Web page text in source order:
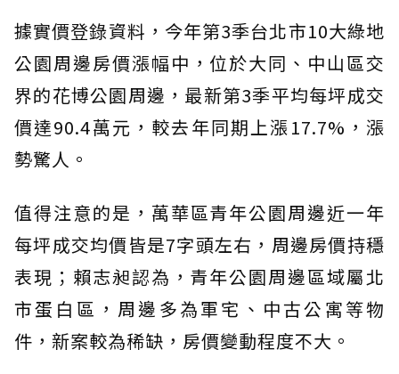
據實價登錄資料，今年第3季台北市10大綠地
公園周邊房價漲幅中，位於大同、中山區交
界的花博公園周邊，最新第3季平均每坪成交
價達90.4萬元，較去年同期上漲17.7%，漲
勢驚人。
值得注意的是，萬華區青年公園周邊近一年
每坪成交均價皆是7字頭左右，周邊房價持穩
表現；賴志昶認為，青年公園周邊區域屬北
市蛋白區，周邊多為軍宅、中古公寓等物
件，新案較為稀缺，房價變動程度不大。